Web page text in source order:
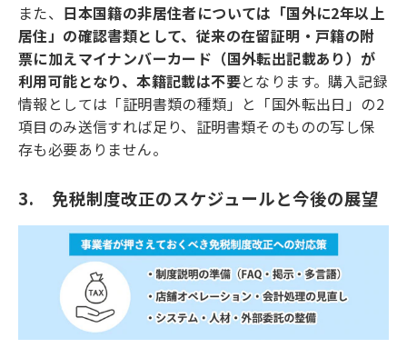
また、 日本国籍の非居住者については「国外に2年以上
居住」の確認書類として、従来の在留証明・戸籍の附
票に加えマイナンバーカード（国外転出記載あり）が
利用可能となり、本籍記載は不要となります。購入記録
情報としては「証明書類の種類」と「国外転出日」の2
項目のみ送信すれば足り、証明書類そのものの写し保
存も必要ありません。
3.　免税制度改正のスケジュールと今後の展望